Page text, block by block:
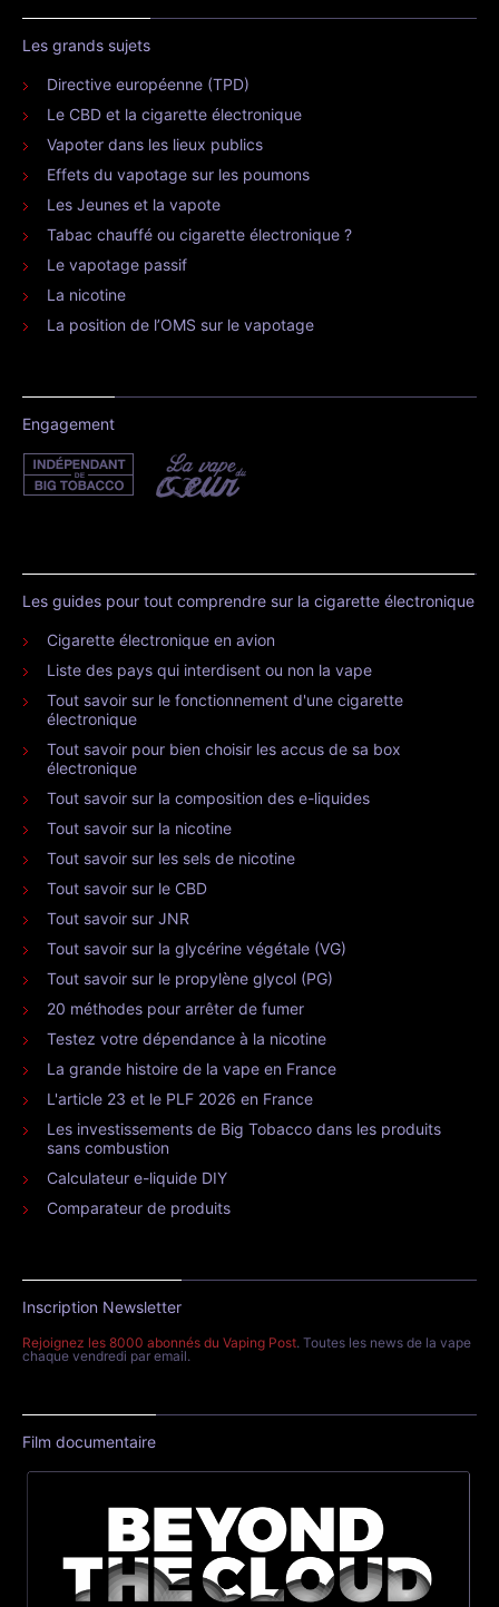
Les grands sujets
Directive européenne (TPD)
Le CBD et la cigarette électronique
Vapoter dans les lieux publics
Effets du vapotage sur les poumons
Les Jeunes et la vapote
Tabac chauffé ou cigarette électronique ?
Le vapotage passif
La nicotine
La position de l’OMS sur le vapotage
Engagement
Les guides pour tout comprendre sur la cigarette électronique
Cigarette électronique en avion
Liste des pays qui interdisent ou non la vape
Tout savoir sur le fonctionnement d'une cigarette
électronique
Tout savoir pour bien choisir les accus de sa box
électronique
Tout savoir sur la composition des e-liquides
Tout savoir sur la nicotine
Tout savoir sur les sels de nicotine
Tout savoir sur le CBD
Tout savoir sur JNR
Tout savoir sur la glycérine végétale (VG)
Tout savoir sur le propylène glycol (PG)
20 méthodes pour arrêter de fumer
Testez votre dépendance à la nicotine
La grande histoire de la vape en France
L'article 23 et le PLF 2026 en France
Les investissements de Big Tobacco dans les produits
sans combustion
Calculateur e-liquide DIY
Comparateur de produits
Inscription Newsletter
Rejoignez les 8000 abonnés du Vaping Post. Toutes les news de la vape
chaque vendredi par email.
Film documentaire